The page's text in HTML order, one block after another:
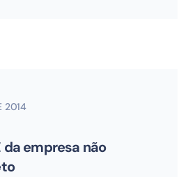
2014
da empresa não